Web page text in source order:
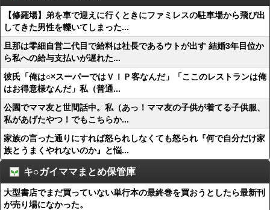
【修羅場】弟を車で迎えに行くときにファミレスの駐車場から飛び出
してきた男性を轢いてしまった...
旦那は零細自営二代目で給料は社長であるウトが出す 結婚3年目位か
ら私への給与支払いが遅れた...
彼氏「俺は○×スーパーではＶＩＰ客なんだ」「ここのレストランは俺
はお得意様なんだ」私（普通...
公園でママ友と世間話中。私（あっ！ママ友の子供が着てる子供服、
私があげたやつ！でもこちらか...
家族の言った通りにすれば怒られしなくても怒られ『何で自分だけ家
族とうまくやれないのか』と悩...
キ○ガイママまとめ保管庫
大型書店でまだ買っていない単行本の最終巻を買おうとしたら最新刊
が売り場になかった。